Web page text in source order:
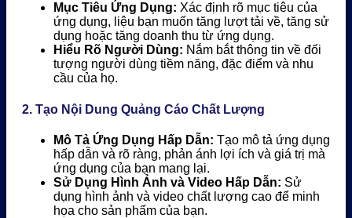
Mục Tiêu Ứng Dụng: Xác định rõ mục tiêu của
ứng dụng, liệu bạn muốn tăng lượt tải về, tăng sử
dụng hoặc tăng doanh thu từ ứng dụng.
Hiểu Rõ Người Dùng: Nắm bắt thông tin về đối
tượng người dùng tiềm năng, đặc điểm và nhu
cầu của họ.
2. Tạo Nội Dung Quảng Cáo Chất Lượng
Mô Tả Ứng Dụng Hấp Dẫn: Tạo mô tả ứng dụng
hấp dẫn và rõ ràng, phản ánh lợi ích và giá trị mà
ứng dụng của bạn mang lại.
Sử Dụng Hình Ảnh và Video Hấp Dẫn: Sử
dụng hình ảnh và video chất lượng cao để minh
họa cho sản phẩm của bạn.